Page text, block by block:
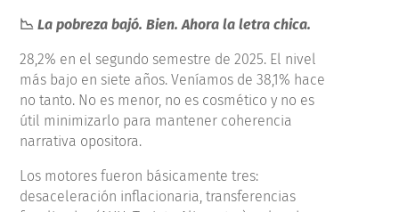
📉La pobreza bajó. Bien. Ahora la letra chica.
28,2% en el segundo semestre de 2025. El nivel
más bajo en siete años. Veníamos de 38,1% hace
no tanto. No es menor, no es cosmético y no es
útil minimizarlo para mantener coherencia
narrativa opositora.
Los motores fueron básicamente tres:
desaceleración inflacionaria, transferencias